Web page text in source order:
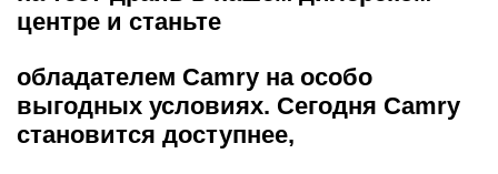
центре и станьте
обладателем Camry на особо
выгодных условиях. Сегодня Camry
становится доступнее,